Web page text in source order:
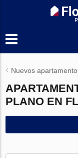
Nuevos
PLANO EN